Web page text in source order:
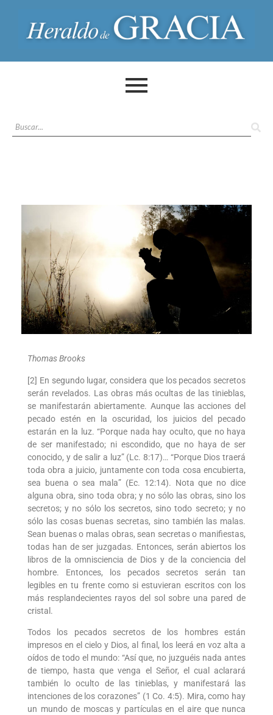
Thomas Brooks
[2] En segundo lugar, considera que los pecados secretos
serán revelados. Las obras más ocultas de las tinieblas,
se manifestarán abiertamente. Aunque las acciones del
pecado estén en la oscuridad, los juicios del pecado
estarán en la luz. “Porque nada hay oculto, que no haya
de ser manifestado; ni escondido, que no haya de ser
conocido, y de salir a luz” (Lc. 8:17)… “Porque Dios traerá
toda obra a juicio, juntamente con toda cosa encubierta,
sea buena o sea mala” (Ec. 12:14). Nota que no dice
alguna obra, sino toda obra; y no sólo las obras, sino los
secretos; y no sólo los secretos, sino todo secreto; y no
sólo las cosas buenas secretas, sino también las malas.
Sean buenas o malas obras, sean secretas o manifiestas,
todas han de ser juzgadas. Entonces, serán abiertos los
libros de la omnisciencia de Dios y de la conciencia del
hombre. Entonces, los pecados secretos serán tan
legibles en tu frente como si estuvieran escritos con los
más resplandecientes rayos del sol sobre una pared de
cristal.
Todos los pecados secretos de los hombres están
impresos en el cielo y Dios, al final, los leerá en voz alta a
oídos de todo el mundo: “Así que, no juzguéis nada antes
de tiempo, hasta que venga el Señor, el cual aclarará
también lo oculto de las tinieblas, y manifestará las
intenciones de los corazones” (1 Co. 4:5). Mira, como hay
un mundo de moscas y partículas en el aire que nunca